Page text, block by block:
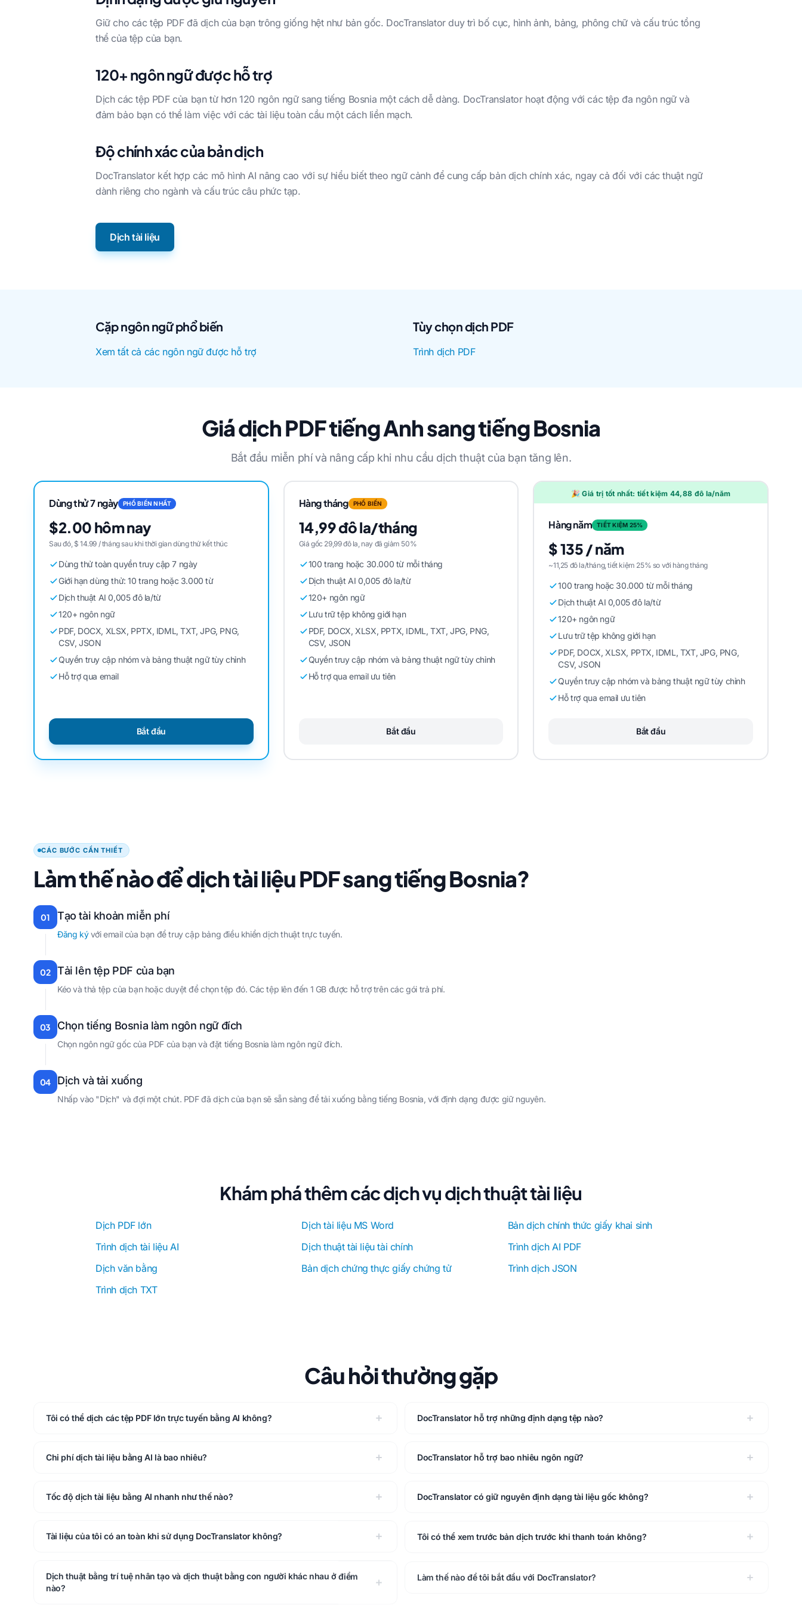
Giữ cho các tệp PDF đã dịch của bạn trông giống hệt như bản gốc. DocTranslator duy trì bố cục, hình ảnh, bảng, phông chữ và cấu trúc tổng
thể của tệp của bạn.
120+ ngôn ngữ được hỗ trợ
Dịch các tệp PDF của bạn từ hơn 120 ngôn ngữ sang tiếng Bosnia một cách dễ dàng. DocTranslator hoạt động với các tệp đa ngôn ngữ và
đảm bảo bạn có thể làm việc với các tài liệu toàn cầu một cách liền mạch.
Độ chính xác của bản dịch
DocTranslator kết hợp các mô hình AI nâng cao với sự hiểu biết theo ngữ cảnh để cung cấp bản dịch chính xác, ngay cả đối với các thuật ngữ
dành riêng cho ngành và cấu trúc câu phức tạp.
Dịch tài liệu
Cặp ngôn ngữ phổ biến
Xem tất cả các ngôn ngữ được hỗ trợ
Tùy chọn dịch PDF
Trình dịch PDF
Giá dịch PDF tiếng Anh sang tiếng Bosnia
Bắt đầu miễn phí và nâng cấp khi nhu cầu dịch thuật của bạn tăng lên.
Dùng thử 7 ngày PHỔ BIẾN NHẤT
$2.00 hôm nay
Sau đó, $ 14.99 / tháng sau khi thời gian dùng thử kết thúc
Dùng thử toàn quyền truy cập 7 ngày
Giới hạn dùng thử: 10 trang hoặc 3.000 từ
Dịch thuật AI 0,005 đô la/từ
120+ ngôn ngữ
PDF, DOCX, XLSX, PPTX, IDML, TXT, JPG, PNG,
CSV, JSON
Quyền truy cập nhóm và bảng thuật ngữ tùy chỉnh
Hỗ trợ qua email
Bắt đầu
Hàng tháng PHỔ BIẾN
14,99 đô la/tháng
Giá gốc 29,99 đô la, nay đã giảm 50%
100 trang hoặc 30.000 từ mỗi tháng
Dịch thuật AI 0,005 đô la/từ
120+ ngôn ngữ
Lưu trữ tệp không giới hạn
PDF, DOCX, XLSX, PPTX, IDML, TXT, JPG, PNG,
CSV, JSON
Quyền truy cập nhóm và bảng thuật ngữ tùy chỉnh
Hỗ trợ qua email ưu tiên
Bắt đầu
🎉 Giá trị tốt nhất: tiết kiệm 44,88 đô la/năm
Hàng năm TIẾT KIỆM 25%
$ 135 / năm
~11,25 đô la/tháng, tiết kiệm 25% so với hàng tháng
100 trang hoặc 30.000 từ mỗi tháng
Dịch thuật AI 0,005 đô la/từ
120+ ngôn ngữ
Lưu trữ tệp không giới hạn
PDF, DOCX, XLSX, PPTX, IDML, TXT, JPG, PNG,
CSV, JSON
Quyền truy cập nhóm và bảng thuật ngữ tùy chỉnh
Hỗ trợ qua email ưu tiên
Bắt đầu
CÁC BƯỚC CẦN THIẾT
Làm thế nào để dịch tài liệu PDF sang tiếng Bosnia?
01 Tạo tài khoản miễn phí
Đăng kývới email của bạn để truy cập bảng điều khiển dịch thuật trực tuyến.
02 Tải lên tệp PDF của bạn
Kéo và thả tệp của bạn hoặc duyệt để chọn tệp đó. Các tệp lên đến 1 GB được hỗ trợ trên các gói trả phí.
03 Chọn tiếng Bosnia làm ngôn ngữ đích
Chọn ngôn ngữ gốc của PDF của bạn và đặt tiếng Bosnia làm ngôn ngữ đích.
04 Dịch và tải xuống
Nhấp vào "Dịch" và đợi một chút. PDF đã dịch của bạn sẽ sẵn sàng để tải xuống bằng tiếng Bosnia, với định dạng được giữ nguyên.
Khám phá thêm các dịch vụ dịch thuật tài liệu
Dịch PDF lớn Dịch tài liệu MS Word
Bản dịch chính thức giấy khai sinh
Trình dịch tài liệu AI
Dịch thuật tài liệu tài chính
Trình dịch AI PDF
Dịch văn bằng
Bản dịch chứng thực giấy chứng tử
Trình dịch JSON
Trình dịch TXT
Câu hỏi thường gặp
Tôi có thể dịch các tệp PDF lớn trực tuyến bằng AI không? DocTranslator hỗ trợ những định dạng tệp nào?
Chi phí dịch tài liệu bằng AI là bao nhiêu? DocTranslator hỗ trợ bao nhiêu ngôn ngữ?
Tốc độ dịch tài liệu bằng AI nhanh như thế nào? DocTranslator có giữ nguyên định dạng tài liệu gốc không?
Tài liệu của tôi có an toàn khi sử dụng DocTranslator không? Tôi có thể xem trước bản dịch trước khi thanh toán không?
Dịch thuật bằng trí tuệ nhân tạo và dịch thuật bằng con người khác nhau ở điểm
nào?
Làm thế nào để tôi bắt đầu với DocTranslator?